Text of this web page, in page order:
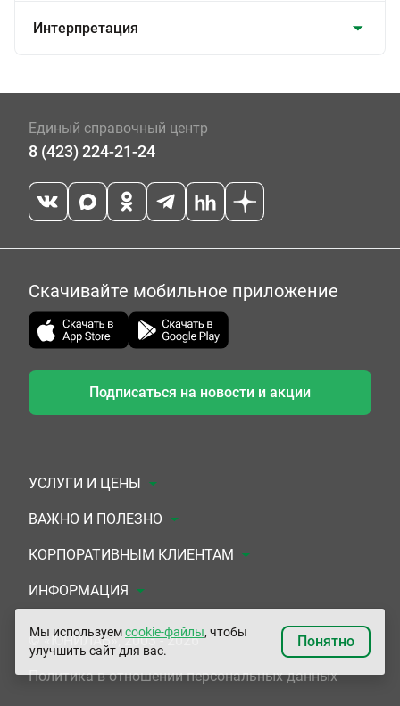
Интерпретация
Единый справочный центр
8 (423) 224-21-24
Скачивайте мобильное приложение
Подписаться на новости и акции
УСЛУГИ И ЦЕНЫ
Анализы
Комплексы
УЗИ
ЭКГ/Холтер/СМАД
Приемы врачей
ВАЖНО И ПОЛЕЗНО
Документы для заключения договора
Система скидок
Подарочные сертификаты
Сертификаты на комплексные программы
КОРПОРАТИВНЫМ КЛИЕНТАМ
Медицинским организациям
Прочим организациям
ИНФОРМАЦИЯ
О Компании
Контакты
© «ЮНИЛАБ», 2003 - 2026
Политика в отношении персональных данных
Мы используемcookie-файлы, чтобы
улучшить сайт для вас.
Понятно